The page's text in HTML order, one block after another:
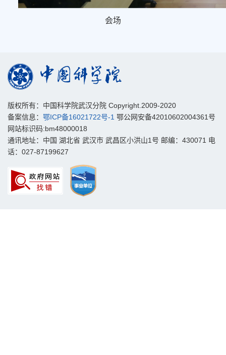
会场
版权所有：中国科学院武汉分院 Copyright.2009-2020
备案信息： 鄂ICP备16021722号-1 鄂公网安备42010602004361号
网站标识码:bm48000018
通讯地址：中国 湖北省 武汉市 武昌区小洪山1号 邮编：430071 电
话：027-87199627